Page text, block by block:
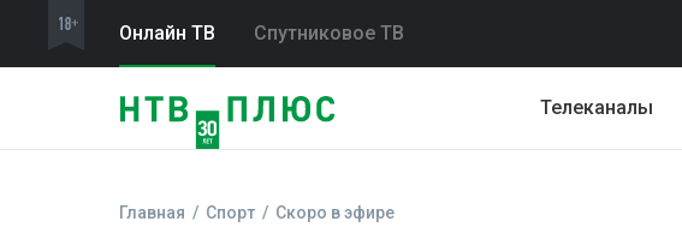
Онлайн ТВ Спутниковое ТВ
Телеканалы
Главная Спорт Скоро в эфире